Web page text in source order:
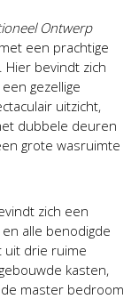
Ontwerp
een prachtige
bevindt zich
gezellige
uitzicht,
dubbele deuren
grote wasruimte
zich een
alle benodigde
uit drie ruime
kasten,
master bedroom